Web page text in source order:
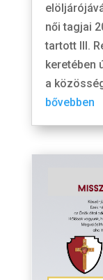
női tagjai
tartott III.
keretében
a
bővebben